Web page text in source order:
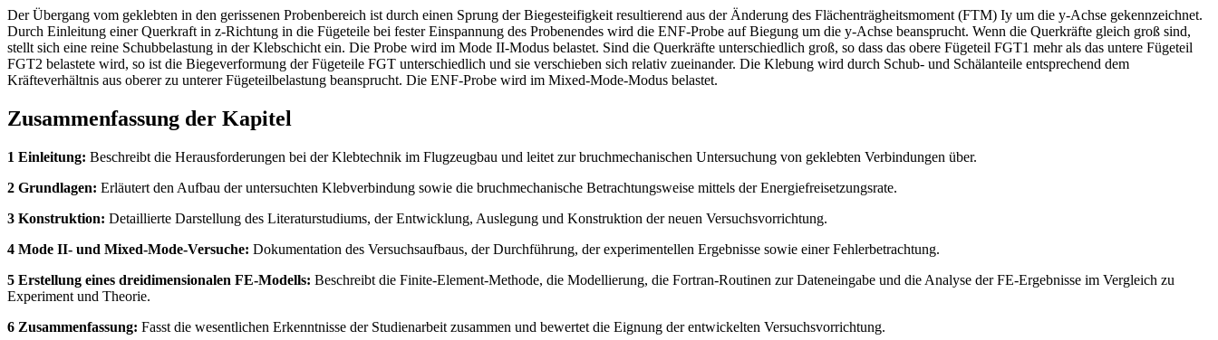
Der Übergang vom geklebten in den gerissenen Probenbereich ist durch einen Sprung der Biegesteifigkeit resultierend aus der Änderung des Flächenträgheitsmoment (FTM) Iy um die y-Achse gekennzeichnet.
Durch Einleitung einer Querkraft in z-Richtung in die Fügeteile bei fester Einspannung des Probenendes wird die ENF-Probe auf Biegung um die y-Achse beansprucht. Wenn die Querkräfte gleich groß sind,
stellt sich eine reine Schubbelastung in der Klebschicht ein. Die Probe wird im Mode II-Modus belastet. Sind die Querkräfte unterschiedlich groß, so dass das obere Fügeteil FGT1 mehr als das untere Fügeteil
FGT2 belastete wird, so ist die Biegeverformung der Fügeteile FGT unterschiedlich und sie verschieben sich relativ zueinander. Die Klebung wird durch Schub- und Schälanteile entsprechend dem
Kräfteverhältnis aus oberer zu unterer Fügeteilbelastung beansprucht. Die ENF-Probe wird im Mixed-Mode-Modus belastet.
Zusammenfassung der Kapitel
1 Einleitung: Beschreibt die Herausforderungen bei der Klebtechnik im Flugzeugbau und leitet zur bruchmechanischen Untersuchung von geklebten Verbindungen über.
2 Grundlagen: Erläutert den Aufbau der untersuchten Klebverbindung sowie die bruchmechanische Betrachtungsweise mittels der Energiefreisetzungsrate.
3 Konstruktion: Detaillierte Darstellung des Literaturstudiums, der Entwicklung, Auslegung und Konstruktion der neuen Versuchsvorrichtung.
4 Mode II- und Mixed-Mode-Versuche: Dokumentation des Versuchsaufbaus, der Durchführung, der experimentellen Ergebnisse sowie einer Fehlerbetrachtung.
5 Erstellung eines dreidimensionalen FE-Modells: Beschreibt die Finite-Element-Methode, die Modellierung, die Fortran-Routinen zur Dateneingabe und die Analyse der FE-Ergebnisse im Vergleich zu
Experiment und Theorie.
6 Zusammenfassung: Fasst die wesentlichen Erkenntnisse der Studienarbeit zusammen und bewertet die Eignung der entwickelten Versuchsvorrichtung.